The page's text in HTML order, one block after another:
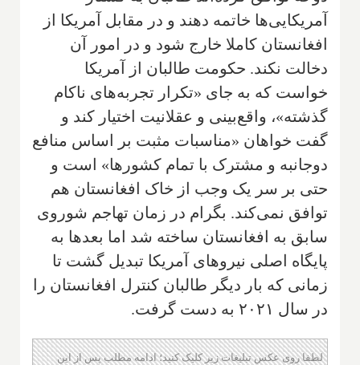
آمریکایی‌ها خاتمه دهند و در مقابل آمریکا از
افغانستان کاملا خارج شود و در امور آن
دخالت نکند. حکومت طالبان از آمریکا
خواست که به جای «تکرار تجربه‌های ناکام
گذشته»، واقع‌بینی و عقلانیت اختیار کند و
گفت خواهان «مناسبات مثبت بر اساس منافع
دوجانبه و مشترک با تمام کشورها» است و
حتی بر سر یک وجب از خاک افغانستان هم
توافق نمی‌کند. بگرام در زمان تهاجم شوروی
سابق به افغانستان ساخته شد اما بعدها به
پایگاه اصلی نیروهای آمریکا تبدیل گشت تا
زمانی که بار دیگر طالبان کنترل افغانستان را
در سال ۲۰۲۱ به دست گرفت.
لطفا روی عکس تبلیغات زیر کلیک کنید؛ ادامه مطلب پس از این